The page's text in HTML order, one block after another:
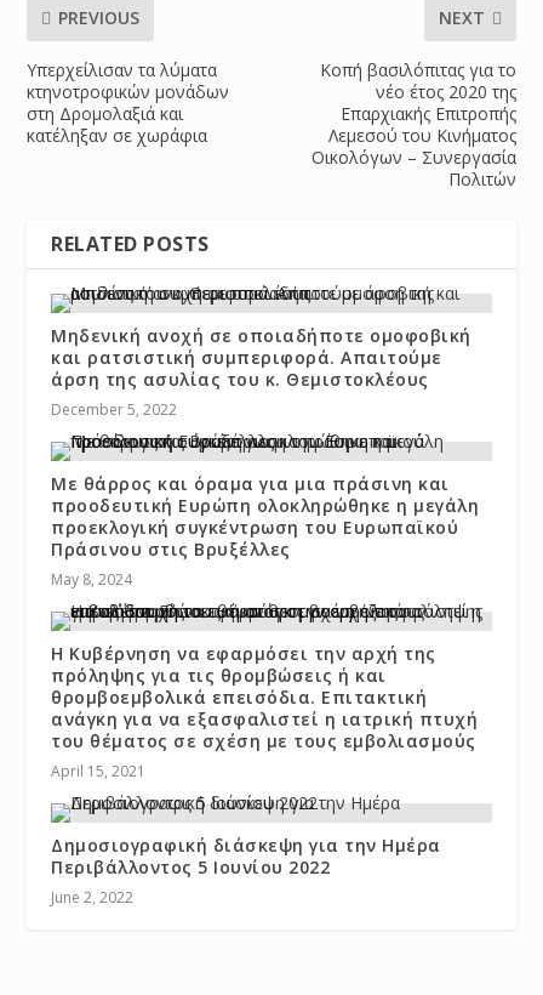
PREVIOUS
Υπερχείλισαν τα λύματα
κτηνοτροφικών μονάδων
στη Δρομολαξιά και
κατέληξαν σε χωράφια
NEXT
Κοπή βασιλόπιτας για το
νέο έτος 2020 της
Επαρχιακής Επιτροπής
Λεμεσού του Κινήματος
Οικολόγων – Συνεργασία
Πολιτών
RELATED POSTS
Μηδενική ανοχή σε οποιαδήποτε ομοφοβική
και ρατσιστική συμπεριφορά. Απαιτούμε
άρση της ασυλίας του κ. Θεμιστοκλέους
December 5, 2022
Με θάρρος και όραμα για μια πράσινη και
προοδευτική Ευρώπη ολοκληρώθηκε η μεγάλη
προεκλογική συγκέντρωση του Ευρωπαϊκού
Πράσινου στις Βρυξέλλες
May 8, 2024
Η Κυβέρνηση να εφαρμόσει την αρχή της
πρόληψης για τις θρομβώσεις ή και
θρομβοεμβολικά επεισόδια. Επιτακτική
ανάγκη για να εξασφαλιστεί η ιατρική πτυχή
του θέματος σε σχέση με τους εμβολιασμούς
April 15, 2021
Δημοσιογραφική διάσκεψη για την Ημέρα
Περιβάλλοντος 5 Ιουνίου 2022
June 2, 2022